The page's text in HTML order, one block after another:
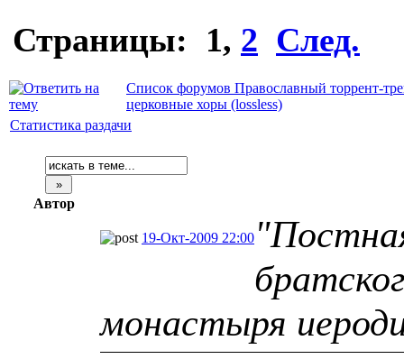
Страницы: 1, 2 След.
Список форумов Православный торрент-
церковные хоры (lossless)
Статистика раздачи
Автор
19-Окт-2009 22:00
монастыря